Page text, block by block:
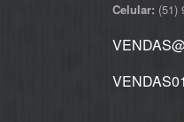
Celular: (51)